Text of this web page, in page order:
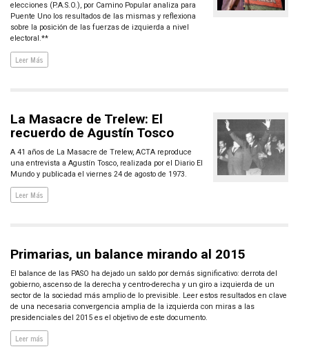
elecciones (P.A.S.O.), por Camino Popular analiza para
Puente Uno los resultados de las mismas y reflexiona
sobre la posición de las fuerzas de izquierda a nivel
electoral.**
Leer Más
La Masacre de Trelew: El
recuerdo de Agustín Tosco
A 41 años de La Masacre de Trelew, ACTA reproduce
una entrevista a Agustín Tosco, realizada por el Diario El
Mundo y publicada el viernes 24 de agosto de 1973.
Leer Más
Primarias, un balance mirando al 2015
El balance de las PASO ha dejado un saldo por demás significativo: derrota del
gobierno, ascenso de la derecha y centro-derecha y un giro a izquierda de un
sector de la sociedad más amplio de lo previsible. Leer estos resultados en clave
de una necesaria convergencia amplia de la izquierda con miras a las
presidenciales del 2015 es el objetivo de este documento.
Leer más